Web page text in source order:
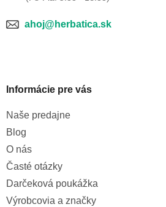
ahoj@herbatica.sk
Informácie pre vás
Naše predajne
Blog
O nás
Časté otázky
Darčeková poukážka
Výrobcovia a značky